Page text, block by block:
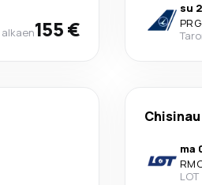
alkaen155 €
su
PRG
Chisinau
ma
LOT